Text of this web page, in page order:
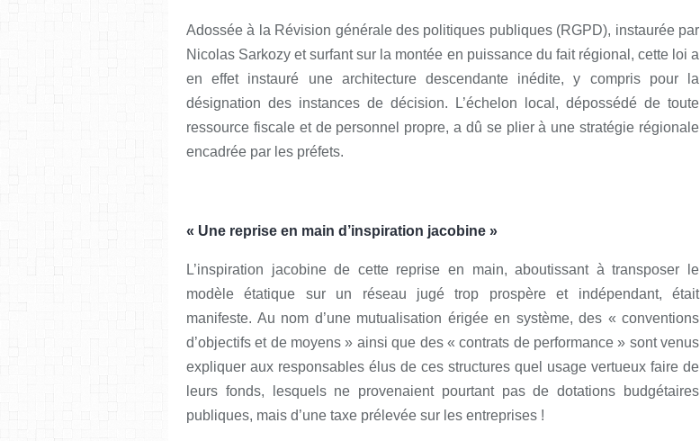
Adossée à la Révision générale des politiques publiques (RGPD), instaurée par
Nicolas Sarkozy et surfant sur la montée en puissance du fait régional, cette loi a
en effet instauré une architecture descendante inédite, y compris pour la
désignation des instances de décision. L’échelon local, dépossédé de toute
ressource fiscale et de personnel propre, a dû se plier à une stratégie régionale
encadrée par les préfets.
« Une reprise en main d’inspiration jacobine »
L’inspiration jacobine de cette reprise en main, aboutissant à transposer le
modèle étatique sur un réseau jugé trop prospère et indépendant, était
manifeste. Au nom d’une mutualisation érigée en système, des « conventions
d’objectifs et de moyens » ainsi que des « contrats de performance » sont venus
expliquer aux responsables élus de ces structures quel usage vertueux faire de
leurs fonds, lesquels ne provenaient pourtant pas de dotations budgétaires
publiques, mais d’une taxe prélevée sur les entreprises !